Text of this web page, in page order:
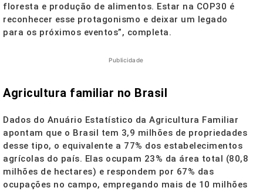
floresta e produção de alimentos. Estar na COP30 é
reconhecer esse protagonismo e deixar um legado
para os próximos eventos”, completa.
Publicidade
Agricultura familiar no Brasil
Dados do Anuário Estatístico da Agricultura Familiar
apontam que o Brasil tem 3,9 milhões de propriedades
desse tipo, o equivalente a 77% dos estabelecimentos
agrícolas do país. Elas ocupam 23% da área total (80,8
milhões de hectares) e respondem por 67% das
ocupações no campo, empregando mais de 10 milhões